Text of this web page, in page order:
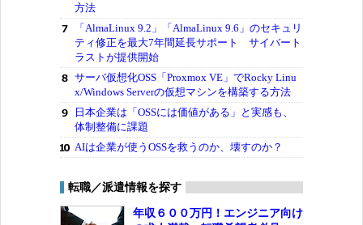
方法
「AlmaLinux 9.2」「AlmaLinux 9.6」のセキュリ
ティ修正を最大7年間延長サポート サイバート
ラストが提供開始
サーバ仮想化OSS「Proxmox VE」でRocky Linu
x/Windows Serverの仮想マシンを構築する方法
日本企業は「OSSには価値がある」と実感も、
体制整備に課題
AIは企業が使うOSSを救うのか、壊すのか？
転職／派遣情報を探す
年収６００万円！エンジニア向け